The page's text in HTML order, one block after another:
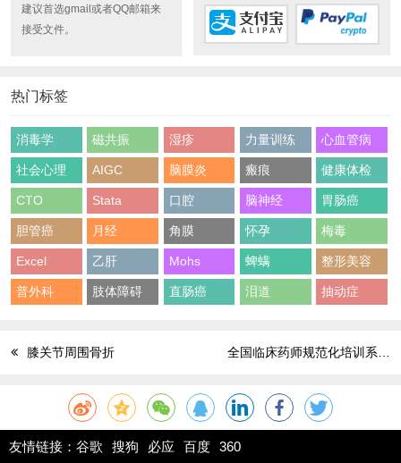
建议首选gmail或者QQ邮箱来
接受文件。
热门标签
消毒学 磁共振 湿疹 力量训练 心血管病
社会心理 AIGC 脑膜炎 瘢痕 健康体检
CTO Stata 口腔 脑神经 胃肠癌
胆管癌 月经 角膜 怀孕 梅毒
Excel 乙肝 Mohs 蜱螨 整形美容
普外科 肢体障碍 直肠癌 泪道 抽动症
膝关节周围骨折
友情链接： 谷歌 搜狗 必应 百度 360